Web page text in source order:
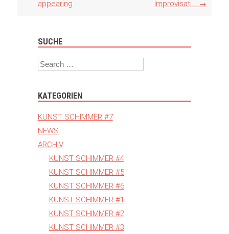
appearing
Improvisati… →
SUCHE
Search
KATEGORIEN
KUNST SCHIMMER #7
NEWS
ARCHIV
KUNST SCHIMMER #4
KUNST SCHIMMER #5
KUNST SCHIMMER #6
KUNST SCHIMMER #1
KUNST SCHIMMER #2
KUNST SCHIMMER #3